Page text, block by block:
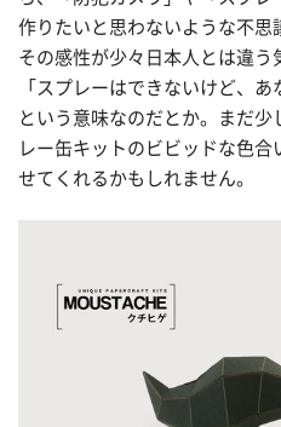
作りたいと思わないような不思
その感性が少々日本人とは違う
「スプレーはできないけど、あ
という意味なのだとか。まだ
レー缶キットのビビッドな色
せてくれるかもしれません。